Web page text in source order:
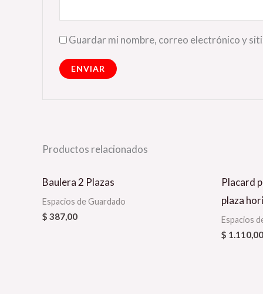
Guardar mi nombre, correo electrónico y
Productos relacionados
Baulera 2 Plazas
Espacios de Guardado
$ 387,00
Placard
plaza
Espacios
$ 1.110,00